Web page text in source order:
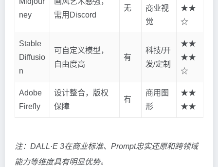
ney
需用Discord
无
商业视
觉
★★
☆
Stable
Diffusio
n
可自定义模型，
自由度高
有
科技/开
发/定制
★★
★★
☆
Adobe
Firefly
设计整合，版权
保障
有
商用图
形
★★
★★
注：DALL·E 3在商业标准、Prompt忠实还原和跨领域
能力等维度具有明显优势。